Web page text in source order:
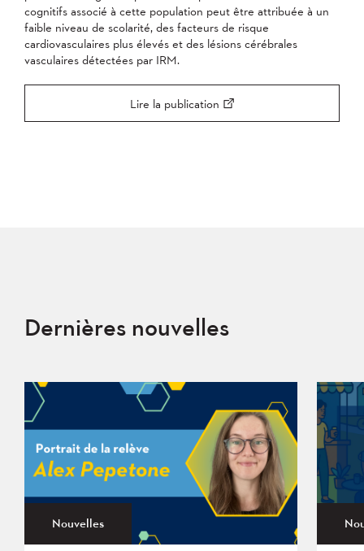
cognitifs associé à cette population peut être attribuée à un
faible niveau de scolarité, des facteurs de risque
cardiovasculaires plus élevés et des lésions cérébrales
vasculaires détectées par IRM.
Lire la publication
Dernières nouvelles
Nouvelles